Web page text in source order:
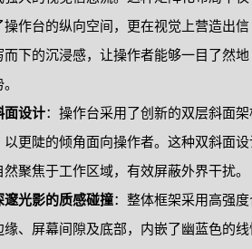
操作台的纵向空间，更在视觉上营造出信
而下的沉浸感，让操作者能够一目了然地
面设计：操作台采用了创新的双层斜面
更陡的倾角面向操作者。这种双斜面
聚焦于工作区域，有效屏蔽外界干扰。
邃光影的质感碰撞：整体框架采用高强
缘、屏幕间隙及底部，内嵌了幽蓝色的